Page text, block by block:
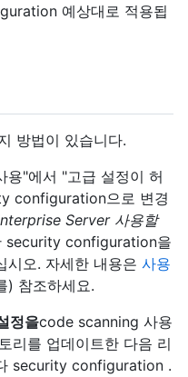
예상대로 적용됩
방법이 있습니다.
"에서 "고급 설정이 허
configuration으로 변경
Server 사용할
security configuration을
시오. 자세한 내용은 사용
) 참조하세요.
정을code scanning 사용
리를 업데이트한 다음 리
security configuration .